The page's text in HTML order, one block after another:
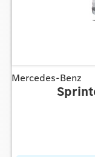
Mercedes-Benz